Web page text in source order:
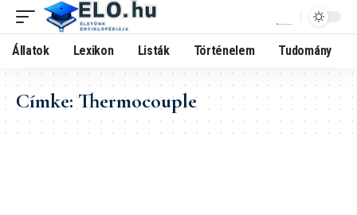
Állatok Lexikon Listák Történelem Tudomány
Címke:Thermocouple